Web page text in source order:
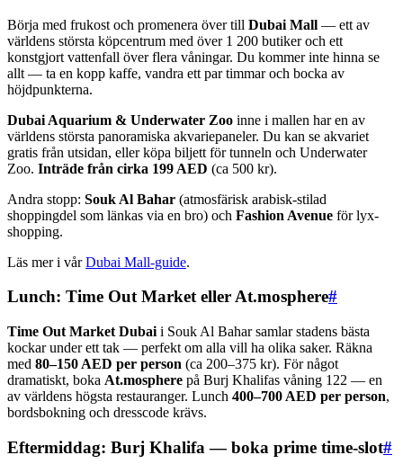
Börja med frukost och promenera över till Dubai Mall — ett av
världens största köpcentrum med över 1 200 butiker och ett
konstgjort vattenfall över flera våningar. Du kommer inte hinna se
allt — ta en kopp kaffe, vandra ett par timmar och bocka av
höjdpunkterna.
Dubai Aquarium & Underwater Zoo inne i mallen har en av
världens största panoramiska akvariepaneler. Du kan se akvariet
gratis från utsidan, eller köpa biljett för tunneln och Underwater
Zoo. Inträde från cirka 199 AED (ca 500 kr).
Andra stopp: Souk Al Bahar (atmosfärisk arabisk-stilad
shoppingdel som länkas via en bro) och Fashion Avenue för lyx-
shopping.
Läs mer i vårDubai Mall-guide.
Lunch: Time Out Market eller At.mosphere#
Time Out Market Dubai i Souk Al Bahar samlar stadens bästa
kockar under ett tak — perfekt om alla vill ha olika saker. Räkna
med 80–150 AED per person (ca 200–375 kr). För något
dramatiskt, boka At.mosphere på Burj Khalifas våning 122 — en
av världens högsta restauranger. Lunch 400–700 AED per person,
bordsbokning och dresscode krävs.
Eftermiddag: Burj Khalifa — boka prime time-slot#